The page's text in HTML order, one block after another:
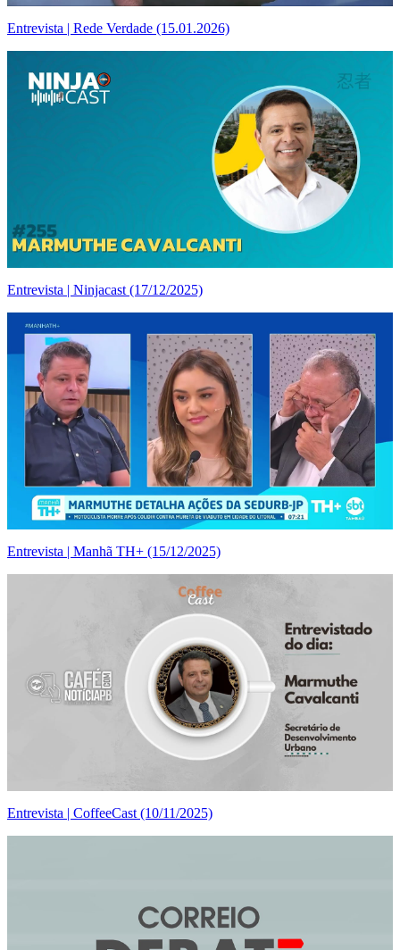
Entrevista | Rede Verdade (15.01.2026)
Entrevista | Ninjacast (17/12/2025)
Entrevista | Manhã TH+ (15/12/2025)
Entrevista | CoffeeCast (10/11/2025)